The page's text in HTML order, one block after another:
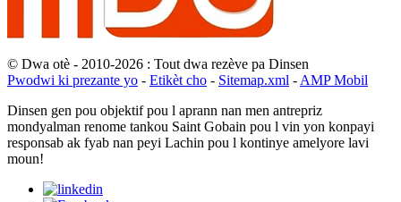
© Dwa otè - 2010-2026 : Tout dwa rezève pa Dinsen
Pwodwi ki prezante yo - Etikèt cho - Sitemap.xml - AMP Mobil
Dinsen gen pou objektif pou l aprann nan men antrepriz
mondyalman renome tankou Saint Gobain pou l vin yon konpayi
responsab ak fyab nan peyi Lachin pou l kontinye amelyore lavi
moun!